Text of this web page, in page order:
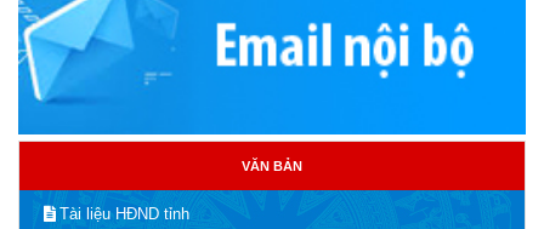
VĂN BẢN
Tài liệu HĐND tỉnh